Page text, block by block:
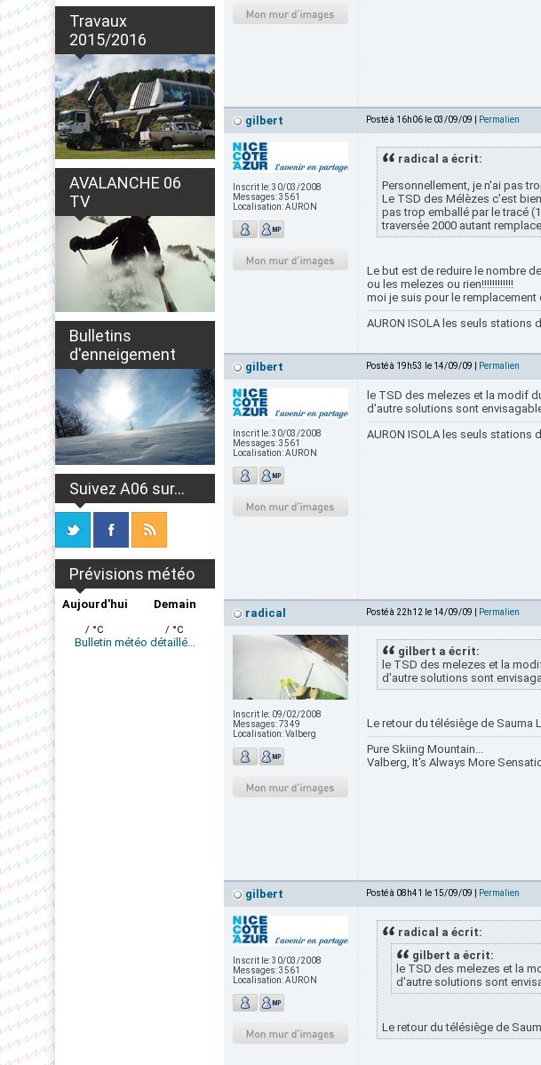
Travaux
2015/2016
AVALANCHE 06
TV
Bulletins
d'enneigement
Suivez A06 sur...
Prévisions météo
Aujourd'hui
/ °C
Demain
/ °C
Bulletin météo détaillé...
gilbert Posté à 16h06 le 03/09/09 | Permalien
Inscrit le:30/03/2008
Messages:3561
Localisation:AURON
radical a écrit:
Personnellement, je n'ai pas
Le TSD des Mélèzes c'est
pas trop emballé par le tracé
traversée 2000 autant
Le but est de reduire le nombre
ou les melezes ou rien!!!!!!!!!!!!
moi je suis pour le remplacement
AURON ISOLA les seuls stations
gilbert Posté à 19h53 le 14/09/09 | Permalien
Inscrit le:30/03/2008
Messages:3561
Localisation:AURON
le TSD des melezes et la modif
d'autre solutions sont
AURON ISOLA les seuls stations
radical Posté à 22h12 le 14/09/09 | Permalien
Inscrit le: 09/02/2008
Messages:7349
Localisation:Valberg
gilbert a écrit:
le TSD des melezes et la
d'autre solutions sont
Le retour du télésiège de Sauma
Pure Skiing Mountain...
Valberg, It's Always More
gilbert Posté à 08h41 le 15/09/09 | Permalien
Inscrit le:30/03/2008
Messages:3561
Localisation:AURON
radical a écrit:
gilbert a écrit:
le TSD des melezes et la
d'autre solutions sont
Le retour du télésiège de